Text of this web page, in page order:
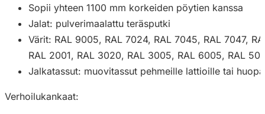
Sopii yhteen 1100 mm korkeiden pöytien kanssa
Jalat: pulverimaalattu teräsputki
Värit: RAL 9005, RAL 7024, RAL 7045, RAL 7047,
RAL 2001, RAL 3020, RAL 3005, RAL 6005, RAL
Jalkatassut: muovitassut pehmeille lattioille tai
Verhoilukankaat: